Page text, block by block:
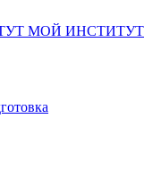
МОЙ ИНСТИТУТ